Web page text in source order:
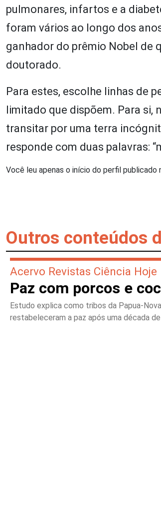
pulmonares, infartos e a
foram vários ao longo dos
ganhador do prêmio Nobel de
doutorado.
Para estes, escolhe linhas de
limitado que dispõem. Para si,
transitar por uma terra
responde com duas palavras:
Você leu apenas o início do perfil publicado
Outros conteúdos
Acervo Revistas Ciência Hoje
Paz com porcos e
Estudo explica como tribos da Papua-
restabeleceram a paz após uma década de